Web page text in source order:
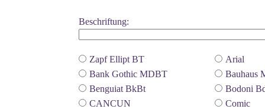
Beschriftung:
Zapf Ellipt BT
Bank Gothic MDBT
Benguiat BkBt
CANCUN
Arial
Bauhaus
Bodoni
Comic